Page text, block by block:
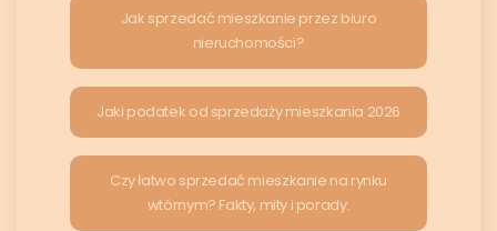
Jak sprzedać mieszkanie przez biuro
nieruchomości?
Jaki podatek od sprzedaży mieszkania 2026
Czy łatwo sprzedać mieszkanie na rynku
wtórnym? Fakty, mity i porady.